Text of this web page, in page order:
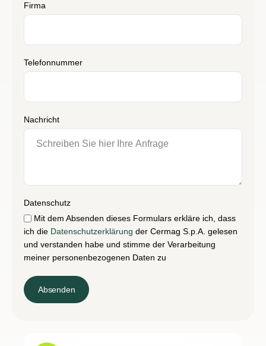
Firma
Telefonnummer
Nachricht
Datenschutz
Mit dem Absenden dieses Formulars erkläre ich, dass
ich die Datenschutzerklärung der Cermag S.p.A. gelesen
und verstanden habe und stimme der Verarbeitung
meiner personenbezogenen Daten zu
Absenden